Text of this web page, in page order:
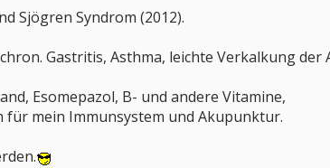
Sjögren Syndrom (2012).
Gastritis, Asthma, leichte Verkalkung der
Esomepazol, B- und andere Vitamine,
für mein Immunsystem und Akupunktur.